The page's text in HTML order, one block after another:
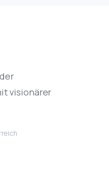
visionärer